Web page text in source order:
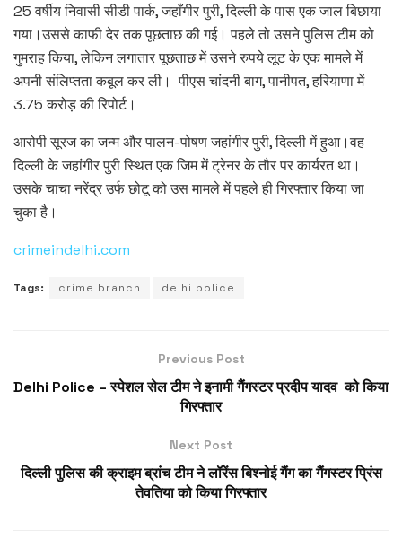
25 वर्षीय निवासी सीडी पार्क, जहाँगीर पुरी, दिल्ली के पास एक जाल बिछाया
गया।उससे काफी देर तक पूछताछ की गई। पहले तो उसने पुलिस टीम को
गुमराह किया, लेकिन लगातार पूछताछ में उसने रुपये लूट के एक मामले में
अपनी संलिप्तता कबूल कर ली। पीएस चांदनी बाग, पानीपत, हरियाणा में
3.75 करोड़ की रिपोर्ट।
आरोपी सूरज का जन्म और पालन-पोषण जहांगीर पुरी, दिल्ली में हुआ।वह
दिल्ली के जहांगीर पुरी स्थित एक जिम में ट्रेनर के तौर पर कार्यरत था।
उसके चाचा नरेंद्र उर्फ ​​छोटू को उस मामले में पहले ही गिरफ्तार किया जा
चुका है।
crimeindelhi.com
Tags: crime branch delhi police
Previous Post
Delhi Police – स्पेशल सेल टीम ने इनामी गैंगस्टर प्रदीप यादव को किया
गिरफ्तार
Next Post
दिल्ली पुलिस की क्राइम ब्रांच टीम ने लॉरेंस बिश्नोई गैंग का गैंगस्टर प्रिंस
तेवतिया को किया गिरफ्तार